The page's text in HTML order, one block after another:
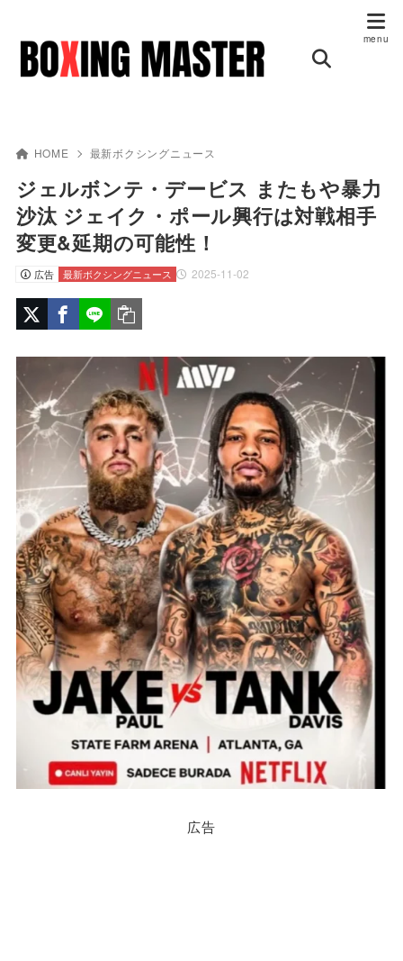
HOME 最新ボクシングニュース
ジェルボンテ・デービス またもや暴力
沙汰 ジェイク・ポール興行は対戦相手
変更&延期の可能性！
広告 2025-11-02
最新ボクシングニュース
広告